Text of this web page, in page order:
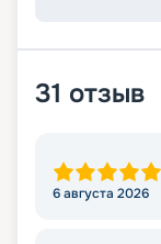
31 отзыв
6 августа 2026